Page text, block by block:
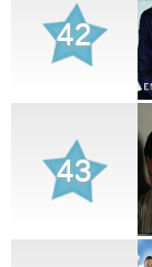
42
43